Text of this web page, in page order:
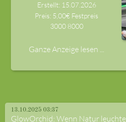
Erstellt: 15.07.2026
Preis: 5,00€ Festpreis
3000 8000
Ganze Anzeige lesen ...
13.10.2025 03:37
GlowOrchid: Wenn Natur leuchtet